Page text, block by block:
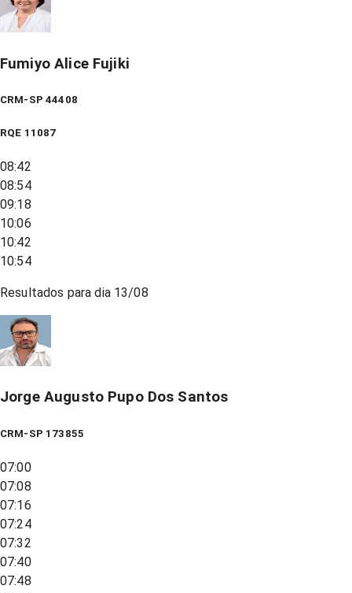
Fumiyo Alice Fujiki
CRM-SP 44408
RQE 11087
08:42
08:54
09:18
10:06
10:42
10:54
Resultados para dia 13/08
Jorge Augusto Pupo Dos Santos
CRM-SP 173855
07:00
07:08
07:16
07:24
07:32
07:40
07:48